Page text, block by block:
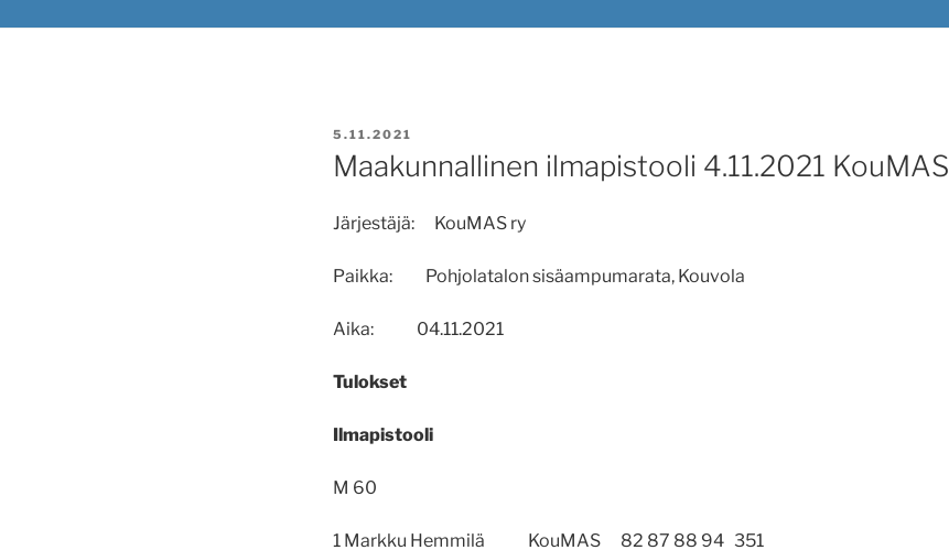
JULKAISTU
5.11.2021
Maakunnallinen ilmapistooli 4.11.2021 KouMAS
Järjestäjä: KouMAS ry
Paikka: Pohjolatalon sisäampumarata, Kouvola
Aika: 04.11.2021
Tulokset
Ilmapistooli
M 60
1 Markku Hemmilä KouMAS 82 87 88 94 351